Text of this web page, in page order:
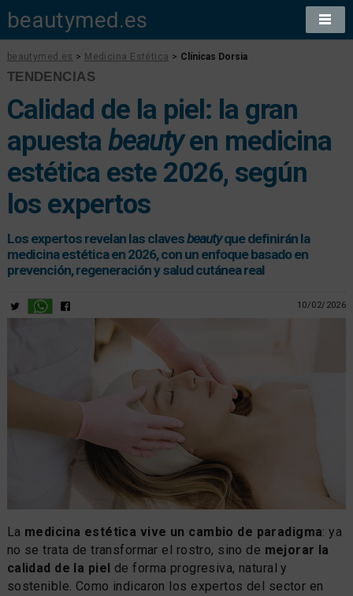
beautymed.es
beautymed.es > Medicina Estética > Clínicas Dorsia
TENDENCIAS
Calidad de la piel: la gran
apuesta beautyen medicina
estética este 2026, según
los expertos
Los expertos revelan las clavesbeautyque definirán la
medicina estética en 2026, con un enfoque basado en
prevención, regeneración y salud cutánea real
10/02/2026
La medicina estética vive un cambio de paradigma: ya
no se trata de transformar el rostro, sino de mejorar la
calidad de la piel de forma progresiva, natural y
sostenible. Como indicaron los expertos del sector en